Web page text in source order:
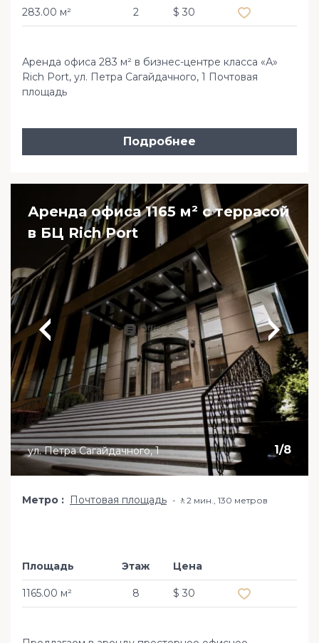
283.00 м² 2 $ 30
Аренда офиса 283 м² в бизнес-центре класса «А»
Rich Port, ул. Петра Сагайдачного, 1 Почтовая
площадь
Подробнее
Аренда офиса 1165 м² с террасой
в БЦ Rich Port
1/8
ул. Петра Сагайдачного, 1
Метро Почтовая площадь 🚶2 мин​., 130 метров
Площадь
1165.00 м²
Этаж
8
Цена
$ 30